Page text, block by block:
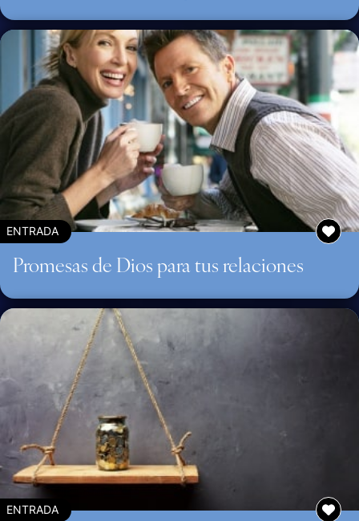
ENTRADA
Promesas de Dios para tus relaciones
ENTRADA